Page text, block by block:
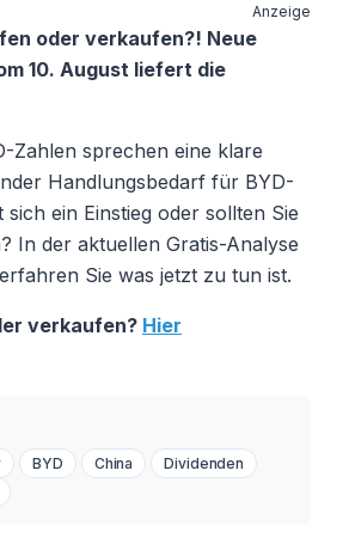
Anzeige
oder verkaufen?! Neue
10. August liefert die
Zahlen sprechen eine klare
Handlungsbedarf für BYD-
ein Einstieg oder sollten Sie
In der aktuellen Gratis-Analyse
Sie was jetzt zu tun ist.
verkaufen? Hier
BYD China
Dividenden